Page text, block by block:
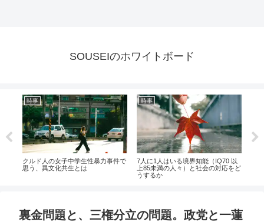
SOUSEIのホワイトボード
時事
社会保障改革こそが日本のセンター
ピン（外国人問題も経済問題もこれ
未分類
戦前の学校教育調べてみた
裏金問題と、三権分立の問題。政党と一蓮